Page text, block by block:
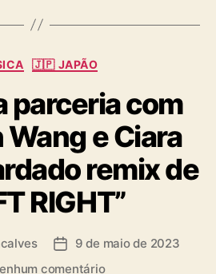
C
t
e
g
o
r
i
a
🇯🇵 JAPÃO
parceria com
e Ciara
remix de
RIGHT”
D 9 de maio de 2023
comentárioe